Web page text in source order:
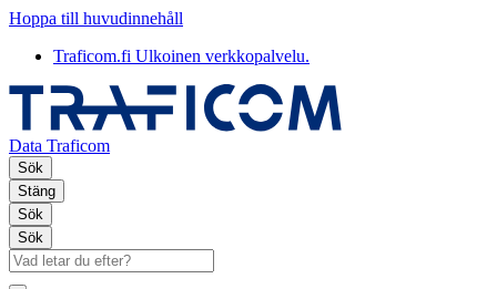
Hoppa till huvudinnehåll
Traficom.fi Ulkoinen verkkopalvelu.
Data Traficom
Sök
Stäng
Sök
Sök